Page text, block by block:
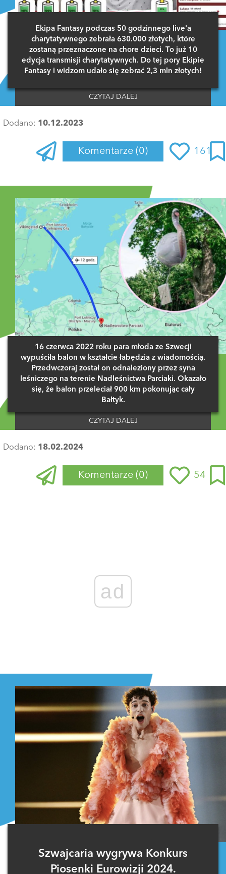
Ekipa Fantasy podczas 50 godzinnego live'a
charytatywnego zebrała 630.000 złotych, które
zostaną przeznaczone na chore dzieci. To już 10
edycja transmisji charytatywnych. Do tej pory Ekipie
Fantasy i widzom udało się zebrać 2,3 mln złotych!
CZYTAJ DALEJ
Dodano: 10.12.2023
Komentarze (0) 161
16 czerwca 2022 roku para młoda ze Szwecji
wypuściła balon w kształcie łabędzia z wiadomością.
Przedwczoraj został on odnaleziony przez syna
leśniczego na terenie Nadleśnictwa Parciaki. Okazało
się, że balon przeleciał 900 km pokonując cały
Bałtyk.
CZYTAJ DALEJ
Dodano: 18.02.2024
Komentarze (0) 54
ad
Szwajcaria wygrywa Konkurs
Piosenki Eurowizji 2024.